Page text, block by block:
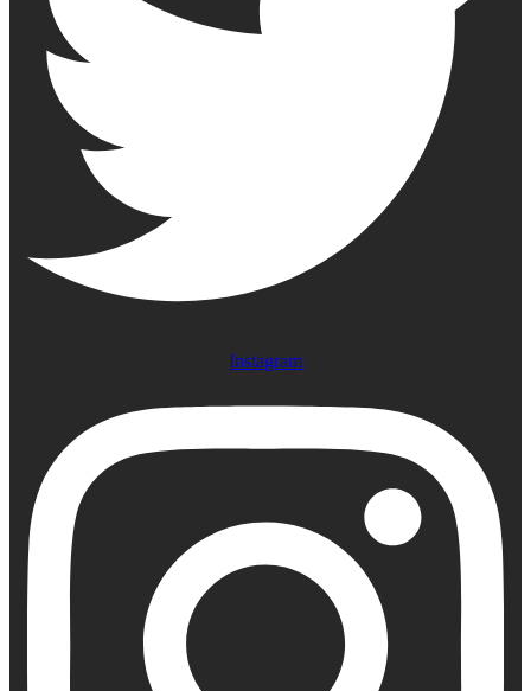
Instagram